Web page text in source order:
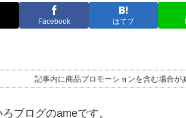
Facebook はてブ
記事内に商品プロモーションを含む場合が
ブログのameです。